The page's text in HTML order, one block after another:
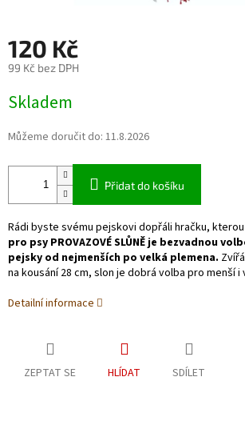
120 Kč
99 Kč bez DPH
cena:
Skladem
Můžeme doručit do: 11.8.2026
Přidat do košíku
Rádi byste svému pejskovi dopřáli hračku,
pro psy PROVAZOVÉ SLŮNĚje bezvadnou
pejsky od nejmenších po velká plemena.
na kousání 28 cm, slon je dobrá volba pro menší
Detailní informace
ZEPTAT SE HLÍDAT SDÍLET